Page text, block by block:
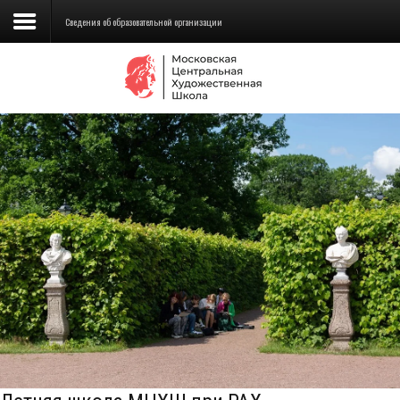
Сведения об образовательной
Школа
Училище
Детская Художественная школа
Поступающим
Подготовка
Образование
Доп. образование
Сведения об образовательной организации